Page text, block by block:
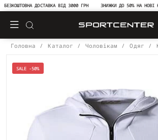
ДОСТАВКА ВІД 3000 ГРН ЗНИЖКИ ДО 50% НА НОВІ
Головна Каталог Чоловікам Одяг
SALE -50%